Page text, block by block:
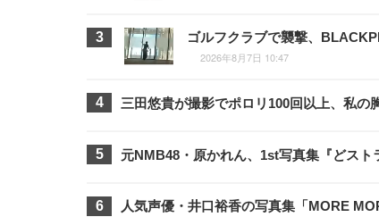
ゴルフクラブで襲撃、
2026年8月7日 10:47
三田悠貴が撮影でポロリ100回以上、私
元NMB48・原かれん、1st写真集『どス
人気声優・井口裕香の写真集「MORE